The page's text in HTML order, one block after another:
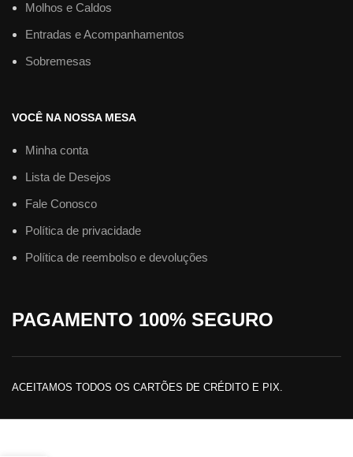
Molhos e Caldos
Entradas e Acompanhamentos
Sobremesas
VOCÊ NA NOSSA MESA
Minha conta
Lista de Desejos
Fale Conosco
Política de privacidade
Política de reembolso e devoluções
PAGAMENTO 100% SEGURO
ACEITAMOS TODOS OS CARTÕES DE CRÉDITO E PIX.